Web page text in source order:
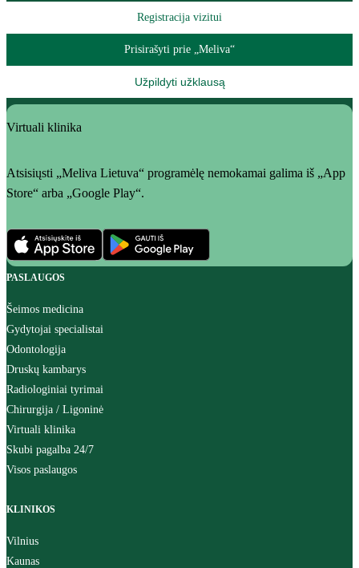
Registracija vizitui
Prisirašyti prie „Meliva“
Užpildyti užklausą
Virtuali klinika
Atsisiųsti „Meliva Lietuva“ programėlę nemokamai galima iš „App
Store“ arba „Google Play“.
PASLAUGOS
Šeimos medicina
Gydytojai specialistai
Odontologija
Druskų kambarys
Radiologiniai tyrimai
Chirurgija / Ligoninė
Virtuali klinika
Skubi pagalba 24/7
Visos paslaugos
KLINIKOS
Vilnius
Kaunas